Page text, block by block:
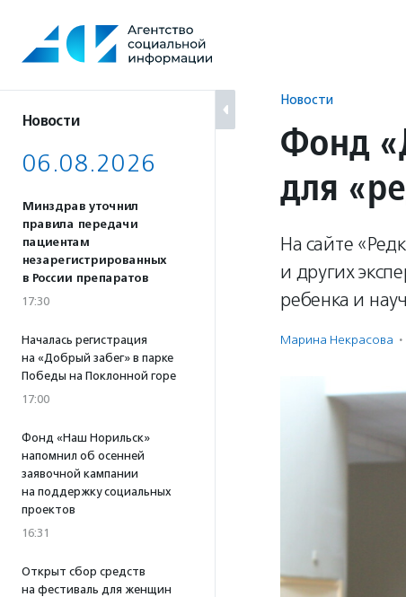
содержанию
Новости
06.08.2026
Минздрав уточнил
правила передачи
пациентам
незарегистрированных
в России препаратов
17:30
Началась регистрация
на «Добрый забег» в парке
Победы на Поклонной горе
17:00
Фонд «Наш Норильск»
напомнил об осенней
заявочной кампании
на поддержку социальных
проектов
16:31
Открыт сбор средств
на фестиваль для женщин
Новости
Фонд
для
На сайте
и других
ребенка и
Марина Некрасова ·